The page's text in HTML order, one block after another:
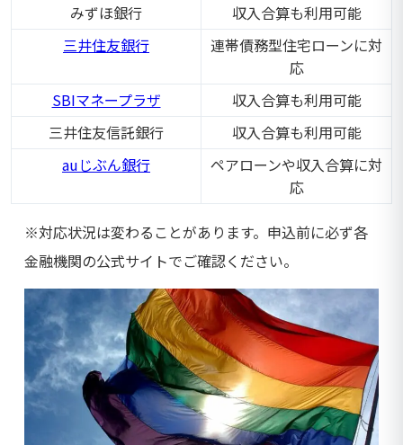
みずほ銀行
収入合算も利用可能
三井住友銀行
連帯債務型住宅ローンに対
応
SBIマネープラザ
収入合算も利用可能
三井住友信託銀行
収入合算も利用可能
auじぶん銀行
ペアローンや収入合算に対
応
※対応状況は変わることがあります。申込前に必ず各
金融機関の公式サイトでご確認ください。